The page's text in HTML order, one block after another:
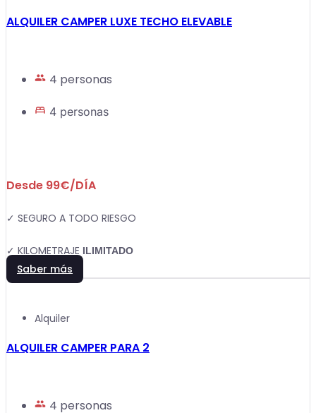
ALQUILER CAMPER LUXE TECHO ELEVABLE
4 personas
4 personas
Desde 99€/DÍA
✓ SEGURO A TODO RIESGO
✓ KILOMETRAJE ILIMITADO
Saber más
Alquiler
ALQUILER CAMPER PARA 2
4 personas